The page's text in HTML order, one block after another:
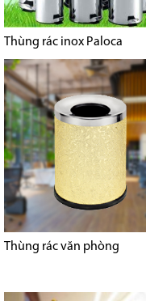
Thùng rác inox Paloca
Thùng rác văn phòng